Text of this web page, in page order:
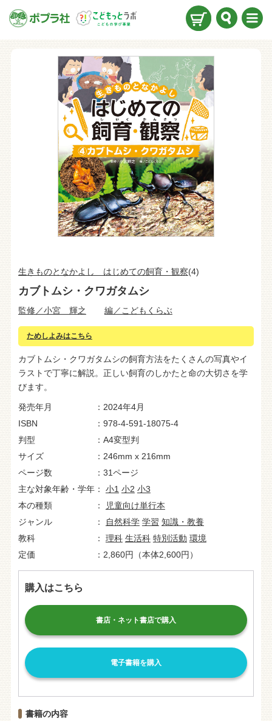
生きものとなかよし はじめての飼育・観察(4)
カブトムシ・クワガタムシ
監修／小宮 輝之 編／こどもくらぶ
ためしよみはこちら
カブトムシ・クワガタムシの飼育方法をたくさんの写真やイ
ラストで丁寧に解説。正しい飼育のしかたと命の大切さを学
びます。
発売年月
2024年4月
ISBN
978-4-591-18075-4
判型
A4変型判
サイズ
246mm x 216mm
ページ数
31ページ
主な対象年齢・学年
小1 小2 小3
本の種類
児童向け単行本
ジャンル
自然科学 学習 知識・教養
教科
理科 生活科 特別活動 環境
定価
2,860円（本体2,600円）
購入はこちら
書店・ネット書店で購入
電子書籍を購入
書籍の内容